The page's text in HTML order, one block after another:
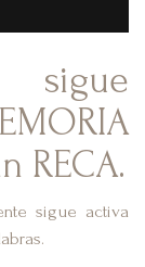
RECA.
sigue activa